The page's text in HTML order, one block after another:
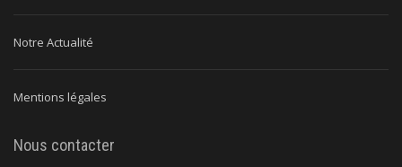
Notre Actualité
Mentions légales
Nous contacter